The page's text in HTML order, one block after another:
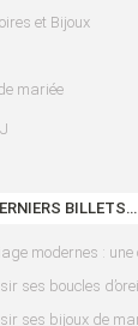
et Bijoux
mariée
BILLETS…